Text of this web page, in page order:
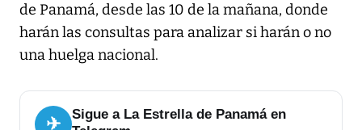
de Panamá, desde las 10 de la mañana, donde
harán las consultas para analizar si harán o no
una huelga nacional.
✈
Sigue a La Estrella de Panamá en